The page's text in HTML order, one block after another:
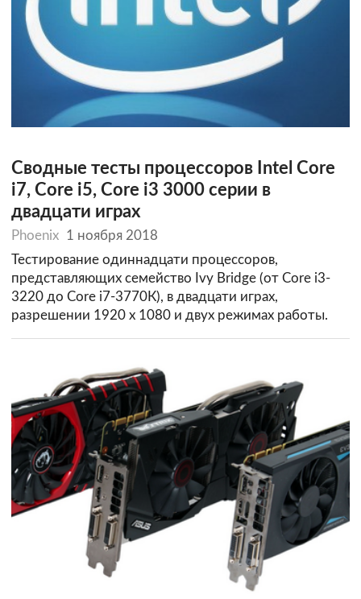
Сводные тесты процессоров Intel Core
i7, Core i5, Core i3 3000 серии в
двадцати играх
Phoenix 1 ноября 2018
Тестирование одиннадцати процессоров,
представляющих семейство Ivy Bridge (от Core i3-
3220 до Core i7-3770К), в двадцати играх,
разрешении 1920 х 1080 и двух режимах работы.